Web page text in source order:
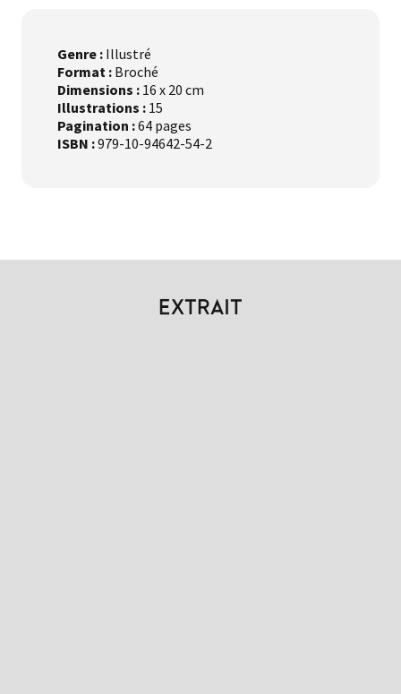
Genre : Illustré
Format : Broché
Dimensions : 16 x 20 cm
Illustrations : 15
Pagination :64 pages
ISBN :979-10-94642-54-2
EXTRAIT